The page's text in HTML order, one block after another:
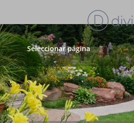
Seleccionar página